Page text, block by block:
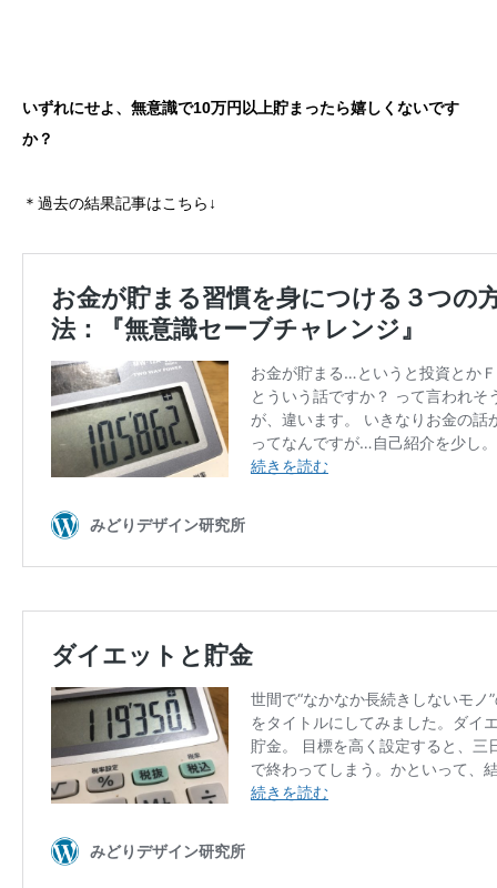
いずれにせよ、無意識で10万円以上貯まったら嬉しくないです
か？
＊過去の結果記事はこちら↓